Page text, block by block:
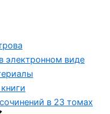
электронном виде
в 23 томах